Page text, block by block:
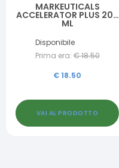
MARKEUTICALS
ACCELERATOR PLUS 200
ML
Disponibile
Prima era: €18.50
€18.50
VAI AL PRODOTTO